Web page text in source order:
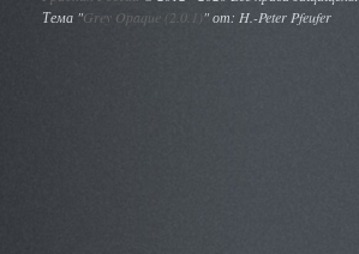
Тема "Grey Opaque (2.0.1)" от: H.-Peter Pfeufer